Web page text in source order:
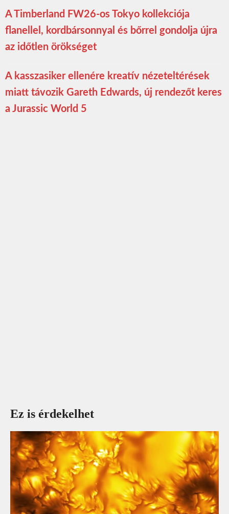
A Timberland FW26-os Tokyo kollekciója
flanellel, kordbársonnyal és bőrrel gondolja újra
az időtlen örökséget
A kasszasiker ellenére kreatív nézeteltérések
miatt távozik Gareth Edwards, új rendezőt keres
a Jurassic World 5
Ez is érdekelhet